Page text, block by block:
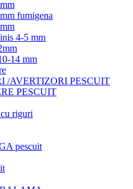
fumigena
4-5 mm
14 mm
/AVERTIZORI PESCUIT
PESCUIT
riguri
pescuit